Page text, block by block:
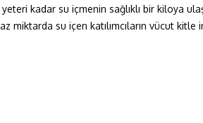
kadar su içmenin sağlıklı bir kiloya
miktarda su içen katılımcıların vücut